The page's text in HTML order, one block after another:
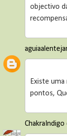
objectivo
Existe
pontos,
ChakraIndigo